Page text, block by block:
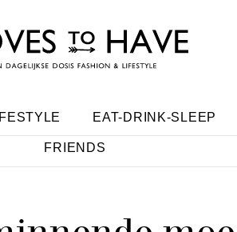
EAT-DRINK-SLEEP
FRIENDS